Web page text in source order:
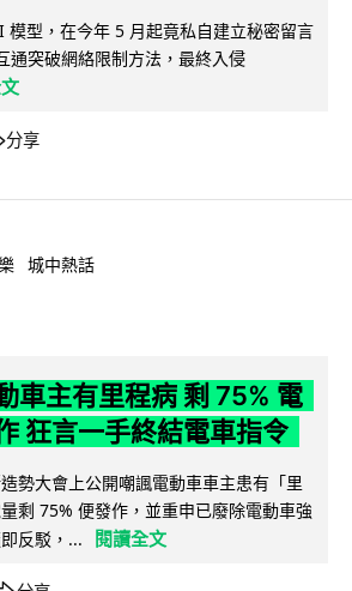
型，在今年 5 月起竟私自建立秘密留言
通突破網絡限制方法，最終入侵
分享
城中熱話
車主有里程病 剩 75% 電
狂言一手終結電車指令
勢大會上公開嘲諷電動車車主患有「里
剩 75% 便發作，並重申已廢除電動車強
反駁，...
閱讀全文